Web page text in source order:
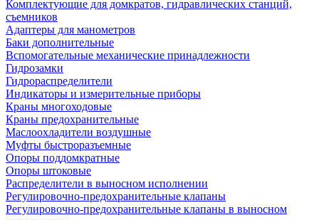
Комплектующие для домкратов, гидравлических станций,
съемников
Адаптеры для манометров
Баки дополнительные
Вспомогательные механические принадлежности
Гидрозамки
Гидрораспределители
Индикаторы и измерительные приборы
Краны многоходовые
Краны предохранительные
Маслоохладители воздушные
Муфты быстроразъемные
Опоры поддомкратные
Опоры штоковые
Распределители в выносном исполнении
Регулировочно-предохранительные клапаны
Регулировочно-предохранительные клапаны в выносном